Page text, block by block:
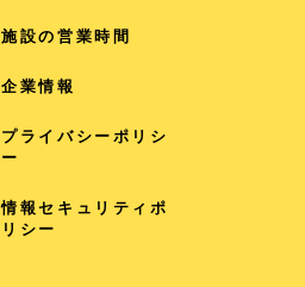
施設の営業時間
企業情報
プライバシー ポリシ
ー
情報セキュリティポ
リシー